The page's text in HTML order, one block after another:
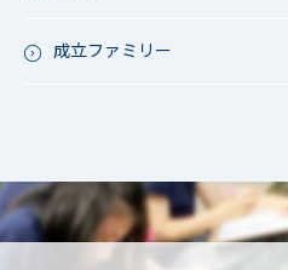
軟式野球
女子バスケットボール
男女バスケットボール（中学）
男子バドミントン
女子バドミントン
成立ファミリー